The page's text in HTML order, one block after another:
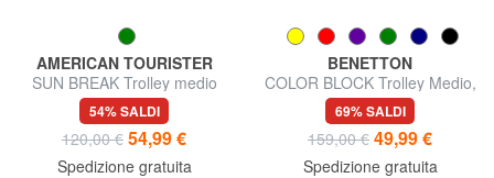
AMERICAN TOURISTER
SUN BREAK Trolley medio
espandibile
54% SALDI
120,00 € 54,99 €
Spedizione gratuita
BENETTON
COLOR BLOCK Trolley Medio,
espandibile
69% SALDI
159,00 € 49,99 €
Spedizione gratuita